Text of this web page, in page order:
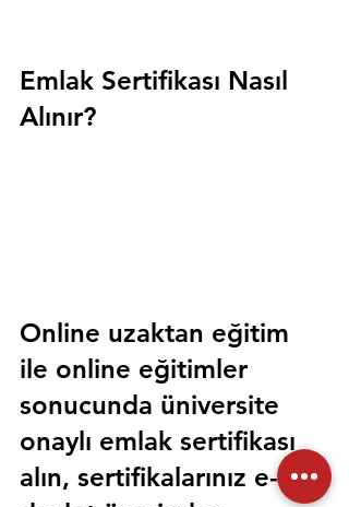
Emlak Sertifikası Nasıl
Alınır?
Online uzaktan eğitim
ile online eğitimler
sonucunda üniversite
onaylı emlak sertifikası
alın, sertifikalarınız e-